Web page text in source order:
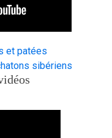
et patées
sibériens